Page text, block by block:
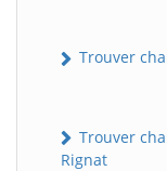
Trouver
Trouver
Rignat